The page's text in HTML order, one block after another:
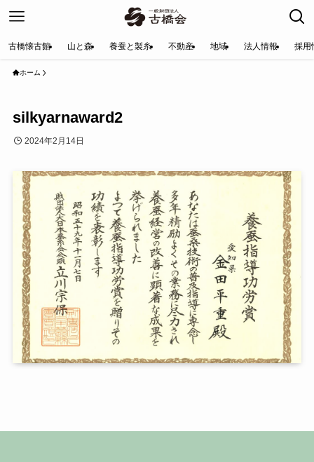
古橋懐古館 山と森 養蚕と製糸 不動産 地域 法人情報 採用
ホーム
silkyarnaward2
2024年2月14日